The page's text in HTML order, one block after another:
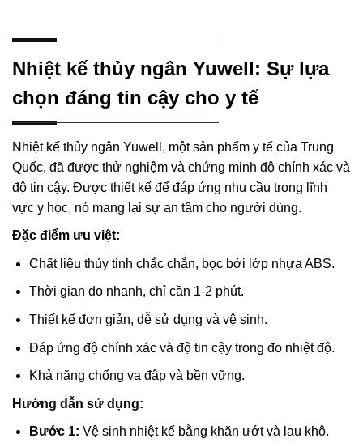
Nhiệt kế thủy ngân Yuwell: Sự lựa
chọn đáng tin cậy cho y tế
Nhiệt kế thủy ngân Yuwell, một sản phẩm y tế của Trung
Quốc, đã được thử nghiệm và chứng minh độ chính xác và
độ tin cậy. Được thiết kế để đáp ứng nhu cầu trong lĩnh
vực y học, nó mang lại sự an tâm cho người dùng.
Đặc điểm ưu việt:
Chất liệu thủy tinh chắc chắn, bọc bởi lớp nhựa ABS.
Thời gian đo nhanh, chỉ cần 1-2 phút.
Thiết kế đơn giản, dễ sử dụng và vệ sinh.
Đáp ứng độ chính xác và độ tin cậy trong đo nhiệt độ.
Khả năng chống va đập và bền vững.
Hướng dẫn sử dụng:
Bước 1: Vệ sinh nhiệt kế bằng khăn ướt và lau khô.